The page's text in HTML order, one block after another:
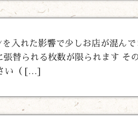
入れた影響で少しお店が混んで
替られる枚数が限られます その
い（ […]